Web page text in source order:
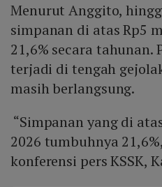
Menurut Anggito,
simpanan di atas Rp5
21,6% secara
terjadi di tengah
masih berlangsung.
“Simpanan yang di
2026 tumbuhnya
konferensi pers KSSK,